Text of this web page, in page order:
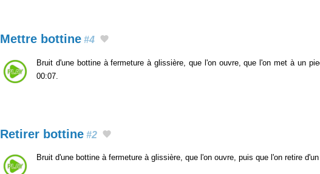
Mettre bottine #4
Bruit d'une bottine à fermeture à glissière, que l'on ouvre, que l'on met à un
00:07.
Retirer bottine #2
Bruit d'une bottine à fermeture à glissière, que l'on ouvre, puis que l'on retire